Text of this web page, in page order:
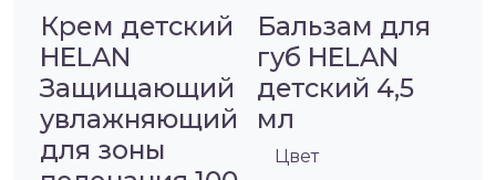
Крем детский
HELAN
Защищающий
увлажняющий
для зоны
Бальзам для
губ HELAN
детский 4,5
мл
Цвет